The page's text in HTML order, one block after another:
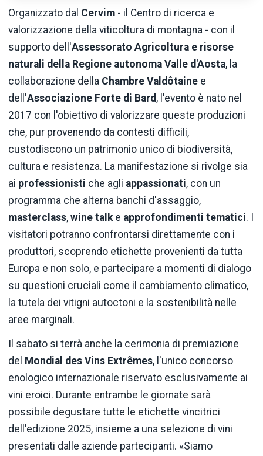
Organizzato dal Cervim - il Centro di ricerca e
valorizzazione della viticoltura di montagna - con il
supporto dell'Assessorato Agricoltura e risorse
naturali della Regione autonoma Valle d'Aosta, la
collaborazione della Chambre Valdôtaine e
dell'Associazione Forte di Bard , l'evento è nato nel
2017 con l'obiettivo di valorizzare queste produzioni
che, pur provenendo da contesti difficili,
custodiscono un patrimonio unico di biodiversità,
cultura e resistenza. La manifestazione si rivolge sia
ai professionisti che agli appassionati, con un
programma che alterna banchi d'assaggio,
masterclass, wine talk e approfondimenti tematici. I
visitatori potranno confrontarsi direttamente con i
produttori, scoprendo etichette provenienti da tutta
Europa e non solo, e partecipare a momenti di dialogo
su questioni cruciali come il cambiamento climatico,
la tutela dei vitigni autoctoni e la sostenibilità nelle
aree marginali.
Il sabato si terrà anche la cerimonia di premiazione
del Mondial des Vins Extrêmes, l'unico concorso
enologico internazionale riservato esclusivamente ai
vini eroici. Durante entrambe le giornate sarà
possibile degustare tutte le etichette vincitrici
dell'edizione 2025, insieme a una selezione di vini
presentati dalle aziende partecipanti. «Siamo